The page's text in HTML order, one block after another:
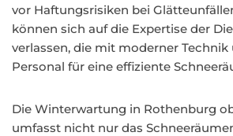
vor Haftungsrisiken bei
können sich auf die Expertise der
verlassen, die mit moderner
Personal für eine effiziente
Die Winterwartung in Rothenburg
umfasst nicht nur das